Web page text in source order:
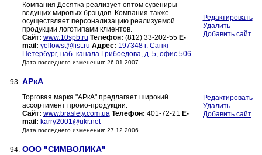
Компания Десятка реализует оптом сувениры
ведущих мировых брэндов. Компания также
осуществляет персонализацию реализуемой
продукции логотипами клиентов.
Сайт: www.10spb.ru Телефон: (812) 33-202-55 E-
mail: yellowst@list.ru Адрес: 197348 г. Санкт-
Петербург, наб. канала Грибоедова, д. 5, офис 506
Дата последнего изменения: 26.01.2007
Редактировать
Удалить
Добавить сайт
93. АРкА
Торговая марка "АРкА" предлагает широкий
ассортимент промо-продукции.
Сайт: www.braslety.com.ua Телефон: 401-72-21 E-
mail: karry2001@ukr.net
Дата последнего изменения: 27.12.2006
Редактировать
Удалить
Добавить сайт
94. ООО "СИМВОЛИКА"